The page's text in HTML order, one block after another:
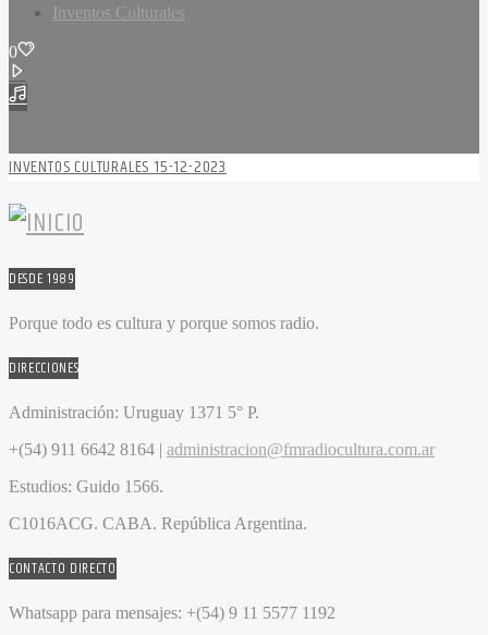
Inventos Culturales
0
INVENTOS CULTURALES 15-12-2023
DESDE 1989
Porque todo es cultura y porque somos radio.
DIRECCIONES
Administración: Uruguay 1371 5° P.
+(54) 911 6642 8164 | administracion@fmradiocultura.com.ar
Estudios: Guido 1566.
C1016ACG. CABA. República Argentina.
CONTACTO DIRECTO
Whatsapp para mensajes: +(54) 9 11 5577 1192